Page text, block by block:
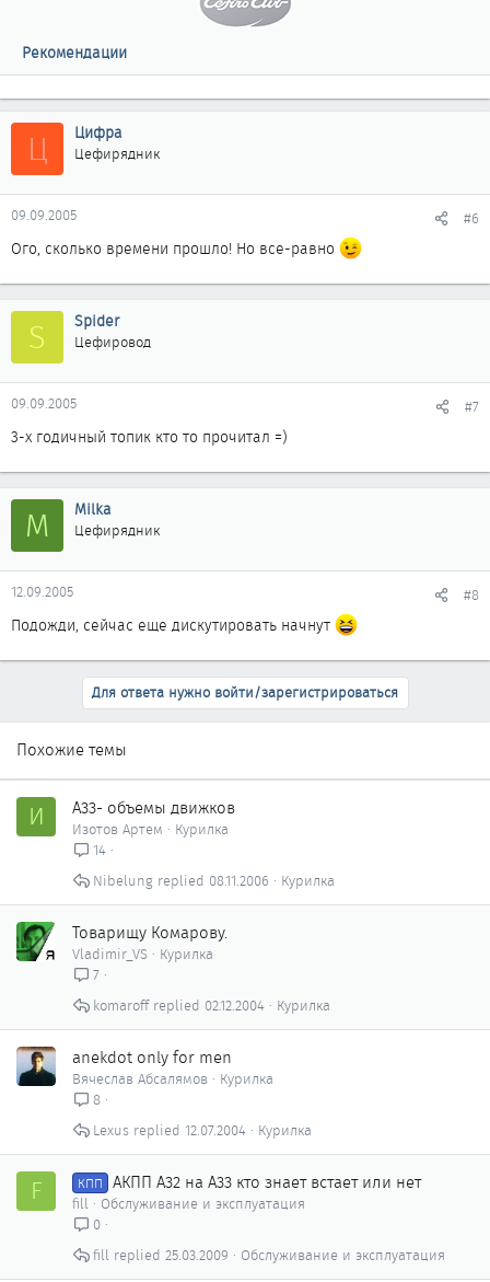
Рекомендации
Ц Цифра
Цефирядник
09.09.2005 #6
Ого, сколько времени прошло! Но все-равно
S Spider
Цефировод
09.09.2005 #7
3-х годичный топик кто то прочитал =)
M Milka
Цефирядник
12.09.2005 #8
Подожди, сейчас еще дискутировать начнут
Для ответа нужно войти/зарегистрироваться
Похожие темы
И А33- объемы движков
Изотов Артем
Курилка
14
Курилка
08.11.2006
Nibelung
Товарищу Комарову.
Vladimir_VS
Курилка
7
Курилка
02.12.2004
komaroff
anekdot only for men
Вячеслав Абсалямов
Курилка
8
Курилка
12.07.2004
Lexus
F КПП АКПП А32 на А33 кто знает встает или нет
fill
Обслуживание и эксплуатация
0
Обслуживание и эксплуатация
25.03.2009
fill